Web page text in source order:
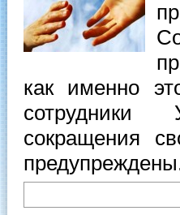
как именно
сотрудники
сокращения